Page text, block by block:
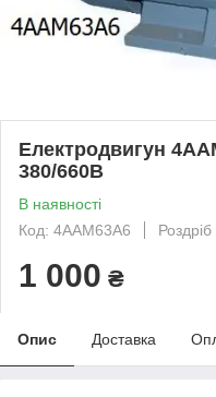
Електродвигун
380/660В
В наявності
Код: 4ААМ63А6
Роздріб
1 000 ₴
Опис Доставка